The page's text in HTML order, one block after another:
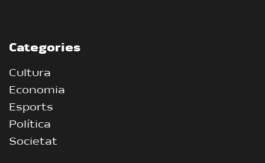
Categories
Cultura
Economia
Esports
Política
Societat